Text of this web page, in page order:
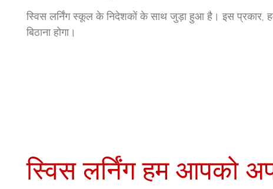
स्विस लर्निंग स्कूल के निदेशकों के साथ जुड़ा हुआ है। इस प्रकार, हम
बिठाना होगा।
स्विस लर्निंग हम आपको